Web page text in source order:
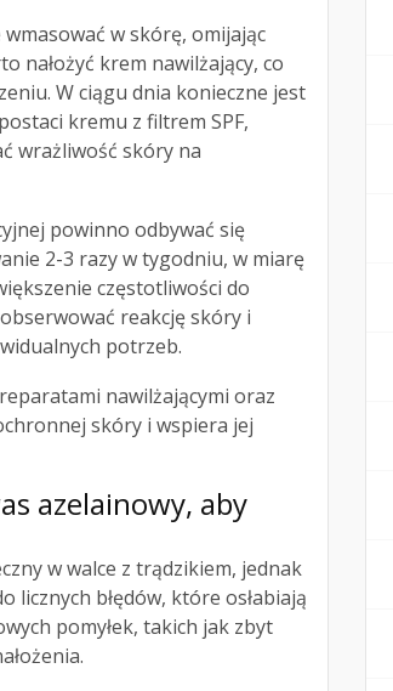
w skórę, omijając
nałożyć krem nawilżający, co
W ciągu dnia konieczne jest
kremu z filtrem SPF,
wrażliwość skóry na
powinno odbywać się
2-3 razy w tygodniu, w miarę
częstotliwości do
reakcję skóry i
potrzeb.
nawilżającymi oraz
skóry i wspiera jej
azelainowy, aby
w walce z trądzikiem, jednak
licznych błędów, które osłabiają
pomyłek, takich jak zbyt